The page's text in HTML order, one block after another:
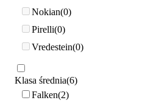
Nokian 0
Pirelli 0
Vredestein 0
Klasa średnia 6
Falken 2